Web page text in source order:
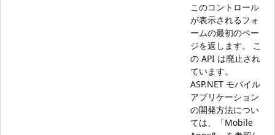
このコントロール
が表示されるフォ
ームの最初のペー
ジを返します。 こ
の API は廃止され
ています。
ASP.NET モバイル
アプリケーション
の開発方法につい
ては、「Mobile